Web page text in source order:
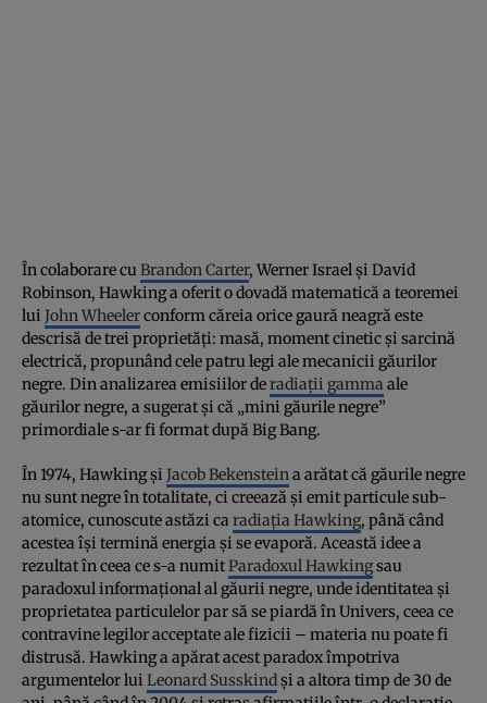
În colaborare cu Brandon Carter, Werner Israel şi David
Robinson, Hawking a oferit o dovadă matematică a teoremei
lui John Wheelerconform căreia orice gaură neagră este
descrisă de trei proprietăţi: masă, moment cinetic şi sarcină
electrică, propunând cele patru legi ale mecanicii găurilor
negre. Din analizarea emisiilor deradiaţii gamma ale
găurilor negre, a sugerat şi că „mini găurile negre”
primordiale s-ar fi format după Big Bang.
În 1974, Hawking şi Jacob Bekensteina arătat că găurile negre
nu sunt negre în totalitate, ci creează şi emit particule sub-
atomice, cunoscute astăzi ca radiaţia Hawking, până când
acestea îşi termină energia şi se evaporă. Această idee a
rezultat în ceea ce s-a numitParadoxul Hawkingsau
paradoxul informaţional al găurii negre, unde identitatea şi
proprietatea particulelor par să se piardă în Univers, ceea ce
contravine legilor acceptate ale fizicii – materia nu poate fi
distrusă. Hawking a apărat acest paradox împotriva
argumentelor lui Leonard Susskindşi a altora timp de 30 de